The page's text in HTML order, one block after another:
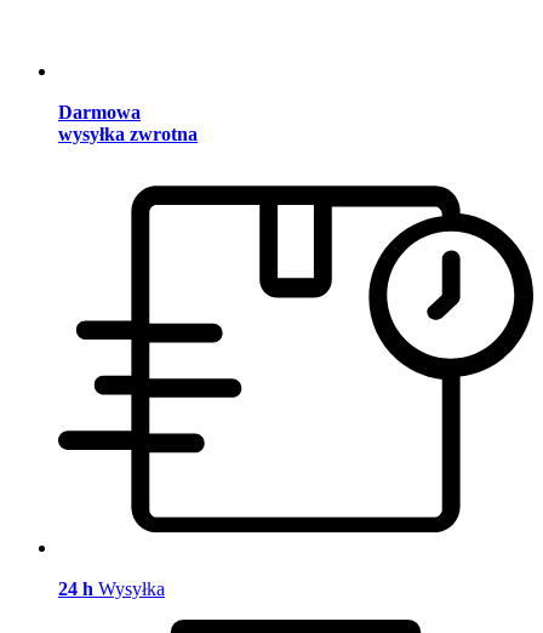
Darmowa
wysyłka zwrotna
24 h Wysyłka